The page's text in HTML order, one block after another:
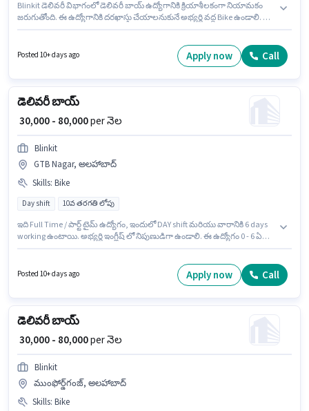
Blinkit డెలివరీ విభాగంలో డెలివరీ బాయ్ ఉద్యోగానికి క్రియాశీలకంగా నియామకం
జరుగుతోంది. ఈ ఉద్యోగానికి దరఖాస్తు చేయాలనుకునే అభ్యర్థి వద్ద Bike ఉండాలి. ఈ
మరియు వారానికి 6 days working ఉన్నాయి. అభ్యర్థి ఇంగ్లీష్ లో నిపుణుడిగా
Posted 10+ days ago Apply now Call
డెలివరీ బాయ్
₹ 30,000 - 80,000per నెల
Blinkit
GTB Nagar, అలహాబాద్
Skills: Bike
Day shift 10వ తరగతి లోపు
ఇది Full Time / పార్ట్ టైమ్ ఉద్యోగం, ఇందులో DAY shift మరియు వారానికి 6 days
working ఉంటాయి. అభ్యర్థి ఇంగ్లీష్ లో నిపుణుడిగా ఉండాలి. ఈ ఉద్యోగం 0 - 6 ఏళ్లు
తరగతి లోపు అర్హత ఉన్న అభ్యర్థులు ఈ ఉద్యోగానికి అప్లై చేసుకోవచ్చు. ఈ ఉద్యోగానికి
Posted 10+ days ago Apply now Call
డెలివరీ బాయ్
₹ 30,000 - 80,000per నెల
Blinkit
ముంఫోర్డ్‌గంజ్, అలహాబాద్
Skills: Bike